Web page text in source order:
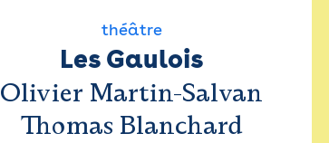
théâtre
Les Gaulois
Olivier Martin-Salvan
Thomas Blanchard